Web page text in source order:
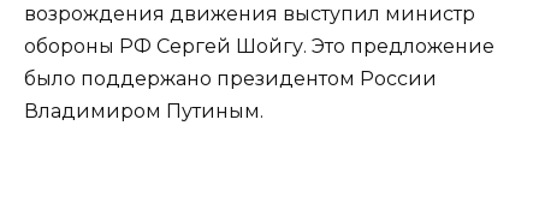
возрождения движения выступил министр
обороны РФ Сергей Шойгу. Это предложение
было поддержано президентом России
Владимиром Путиным.